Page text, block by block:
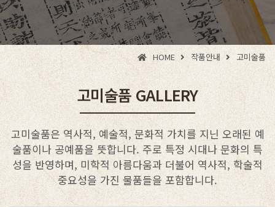
HOME 작품안내 고미술품
고미술품 GALLERY
고미술품은 역사적, 예술적, 문화적 가치를 지닌 오래된 예
술품이나 공예품을 뜻합니다. 주로 특정 시대나 문화의 특
성을 반영하며, 미학적 아름다움과 더불어 역사적, 학술적
중요성을 가진 물품들을 포함합니다.